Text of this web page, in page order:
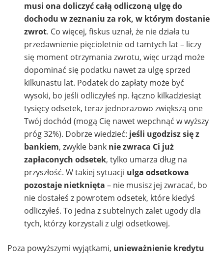
musi ona doliczyć całą odliczoną ulgę do
dochodu w zeznaniu za rok, w którym dostanie
zwrot. Co więcej, fiskus uznał, że nie działa tu
przedawnienie pięcioletnie od tamtych lat – liczy
się moment otrzymania zwrotu, więc urząd może
dopominać się podatku nawet za ulgę sprzed
kilkunastu lat. Podatek do zapłaty może być
wysoki, bo jeśli odliczyłeś np. łączno kilkadziesiąt
tysięcy odsetek, teraz jednorazowo zwiększą one
Twój dochód (mogą Cię nawet wepchnąć w wyższy
próg 32%). Dobrze wiedzieć: jeśli ugodzisz się z
bankiem, zwykle bank nie zwraca Ci już
zapłaconych odsetek, tylko umarza dług na
przyszłość. W takiej sytuacji ulga odsetkowa
pozostaje nietknięta – nie musisz jej zwracać, bo
nie dostałeś z powrotem odsetek, które kiedyś
odliczyłeś. To jedna z subtelnych zalet ugody dla
tych, którzy korzystali z ulgi odsetkowej.
Poza powyższymi wyjątkami, unieważnienie kredytu